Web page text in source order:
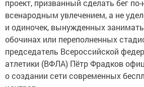
проект, призванный сделать бег
всенародным увлечением, а не
и одиночек, вынужденных
обочинах или переполненных
председатель Всероссийской
атлетики (ВФЛА) Пётр Фрадков
о создании сети современных